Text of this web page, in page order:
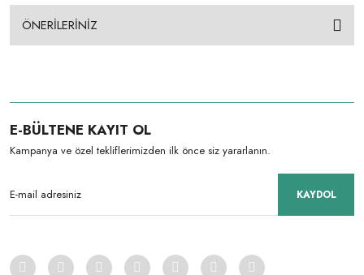
ÖNERİLERİNİZ
E-BÜLTENE KAYIT OL
Kampanya ve özel tekliflerimizden ilk önce siz yararlanın.
KAYDOL